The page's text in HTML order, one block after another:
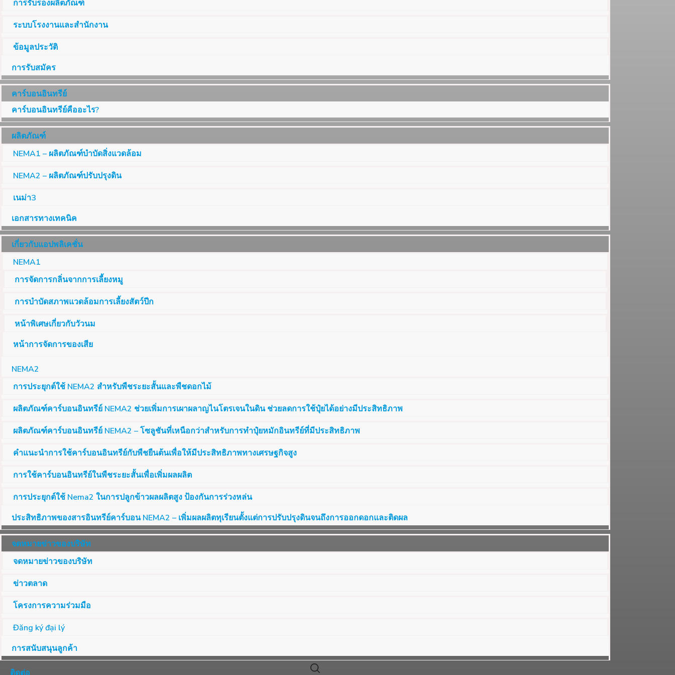
การรับรองผลิตภัณฑ์
ระบบโรงงานและสำนักงาน
ข้อมูลประวัติ
การรับสมัคร
คาร์บอนอินทรีย์
คาร์บอนอินทรีย์คืออะไร?
ผลิตภัณฑ์
NEMA1 – ผลิตภัณฑ์บำบัดสิ่งแวดล้อม
NEMA2 – ผลิตภัณฑ์ปรับปรุงดิน
เนม่า3
เอกสารทางเทคนิค
เกี่ยวกับแอปพลิเคชั่น
NEMA1
การจัดการกลิ่นจากการเลี้ยงหมู
การบำบัดสภาพแวดล้อมการเลี้ยงสัตว์ปีก
หน้าพิเศษเกี่ยวกับวัวนม
หน้าการจัดการของเสีย
NEMA2
การประยุกต์ใช้ NEMA2 สำหรับพืชระยะสั้นและพืชดอกไม้
ผลิตภัณฑ์คาร์บอนอินทรีย์ NEMA2 ช่วยเพิ่มการเผาผลาญไนโตรเจนในดิน ช่วยลดการใช้ปุ๋ยได้อย่างมีประสิทธิภาพ
ผลิตภัณฑ์คาร์บอนอินทรีย์ NEMA2 – โซลูชันที่เหนือกว่าสำหรับการทำปุ๋ยหมักอินทรีย์ที่มีประสิทธิภาพ
คำแนะนำการใช้คาร์บอนอินทรีย์กับพืชยืนต้นเพื่อให้มีประสิทธิภาพทางเศรษฐกิจสูง
การใช้คาร์บอนอินทรีย์ในพืชระยะสั้นเพื่อเพิ่มผลผลิต
การประยุกต์ใช้ Nema2 ในการปลูกข้าวผลผลิตสูง ป้องกันการร่วงหล่น
ประสิทธิภาพของสารอินทรีย์คาร์บอน NEMA2 – เพิ่มผลผลิตทุเรียนตั้งแต่การปรับปรุงดินจนถึงการออกดอกและติดผล
จดหมายข่าวของบริษัท
จดหมายข่าวของบริษัท
ข่าวตลาด
โครงการความร่วมมือ
Đăng ký đại lý
การสนับสนุนลูกค้า